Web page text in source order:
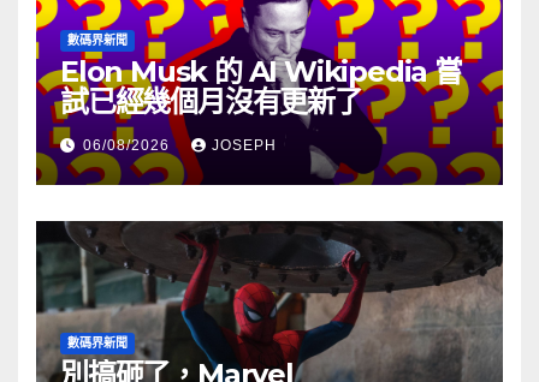
數碼界新聞
Elon Musk 的 AI Wikipedia 嘗
試已經幾個月沒有更新了
06/08/2026 JOSEPH
數碼界新聞
別搞砸了，Marvel